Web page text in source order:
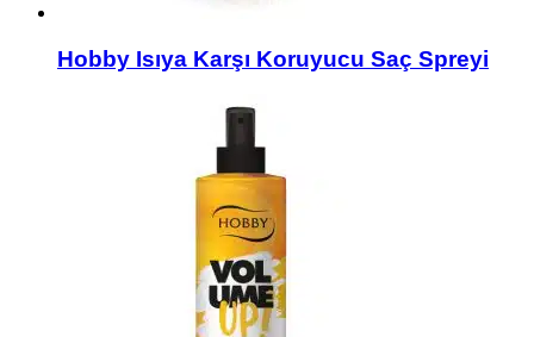
Hobby Isıya Karşı Koruyucu Saç Spreyi